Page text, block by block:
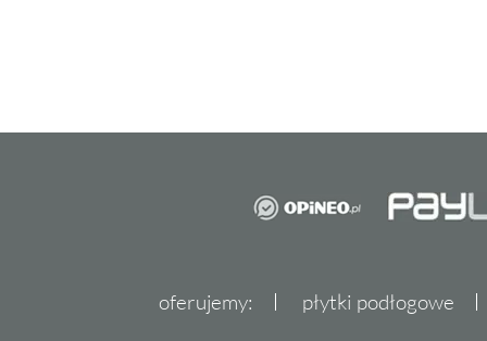
oferujemy: płytki podłogowe